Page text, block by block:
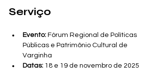
Serviço
Evento: Fórum Regional de Políticas
Públicas e Patrimônio Cultural de
Varginha
Datas: 18 e 19 de novembro de 2025